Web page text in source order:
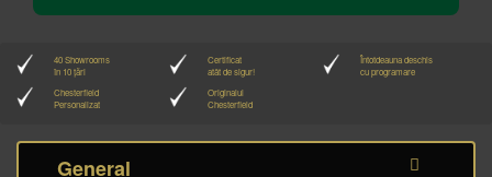
40 Showrooms
în 10 țări
Certificat
atât de sigur!
Întotdeauna deschis
cu programare
Chesterfield
Personalizat
Originalul
Chesterfield
General